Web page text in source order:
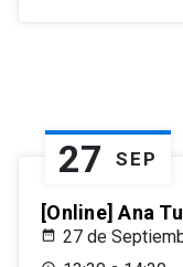
27 SEP
[Online] Ana
27 de